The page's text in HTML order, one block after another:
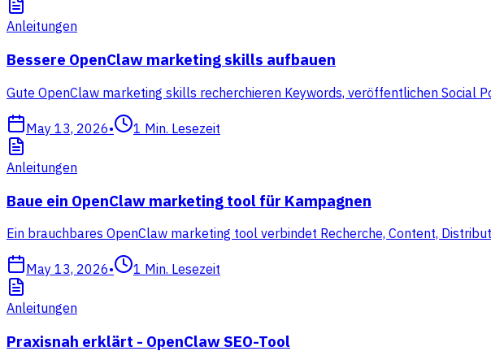
Anleitungen
Bessere OpenClaw marketing skills aufbauen
Gute OpenClaw marketing skills recherchieren Keywords, veröffentlichen Social
May 13, 2026• 1 Min. Lesezeit
Anleitungen
Baue ein OpenClaw marketing tool für Kampagnen
Ein brauchbares OpenClaw marketing tool verbindet Recherche, Content,
May 13, 2026• 1 Min. Lesezeit
Anleitungen
Praxisnah erklärt - OpenClaw SEO-Tool